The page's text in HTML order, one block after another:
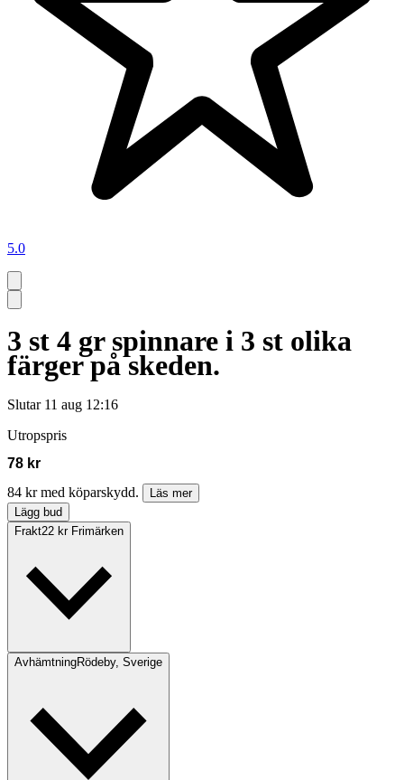
5.0
3 st 4 gr spinnare i 3 st olika
färger på skeden.
Slutar 11 aug 12:16
Utropspris
78 kr
84 kr med köparskydd.
Läs mer
Lägg bud
Frakt22 kr Frimärken
AvhämtningRödeby, Sverige